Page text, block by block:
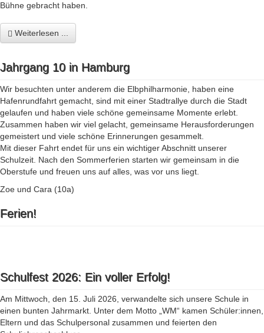
Bühne gebracht haben.
Weiterlesen ...
Jahrgang 10 in Hamburg
Wir besuchten unter anderem die Elbphilharmonie, haben eine
Hafenrundfahrt gemacht, sind mit einer Stadtrallye durch die Stadt
gelaufen und haben viele schöne gemeinsame Momente erlebt.
Zusammen haben wir viel gelacht, gemeinsame Herausforderungen
gemeistert und viele schöne Erinnerungen gesammelt.
Mit dieser Fahrt endet für uns ein wichtiger Abschnitt unserer
Schulzeit. Nach den Sommerferien starten wir gemeinsam in die
Oberstufe und freuen uns auf alles, was vor uns liegt.
Zoe und Cara (10a)
Ferien!
Schulfest 2026: Ein voller Erfolg!
Am Mittwoch, den 15. Juli 2026, verwandelte sich unsere Schule in
einen bunten Jahrmarkt. Unter dem Motto „WM“ kamen Schüler:innen,
Eltern und das Schulpersonal zusammen und feierten den